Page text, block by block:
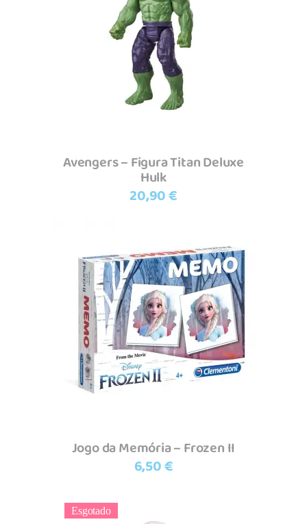
Adicionar
Avengers – Figura Titan Deluxe
Hulk
20,90€
Adicionar
Jogo da Memória – Frozen II
6,50€
Esgotado